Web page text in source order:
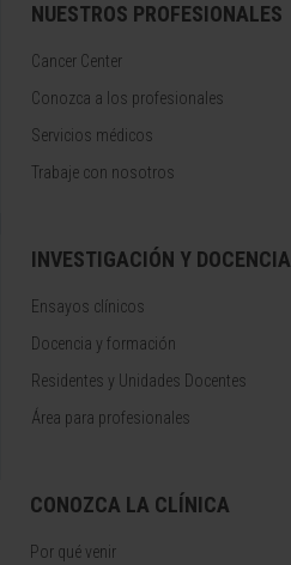
NUESTROS PROFESIONALES
Cancer Center
Conozca a los profesionales
Servicios médicos
Trabaje con nosotros
INVESTIGACIÓN Y DOCENCIA
Ensayos clínicos
Docencia y formación
Residentes y Unidades Docentes
Área para profesionales
CONOZCA LA CLÍNICA
Por qué venir